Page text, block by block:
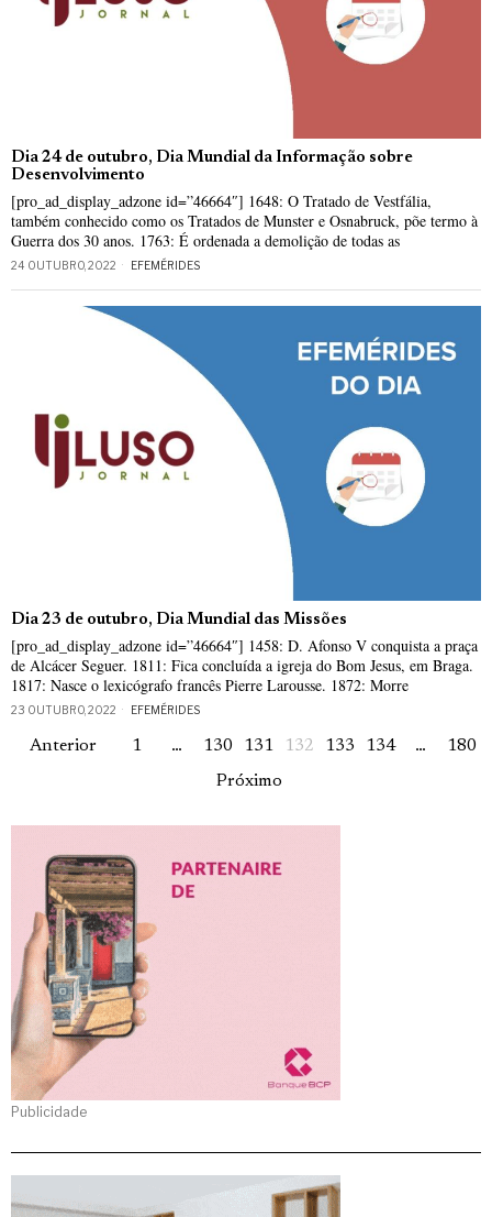
Dia 24 de outubro, Dia Mundial da Informação sobre
Desenvolvimento
[pro_ad_display_adzone id=”46664″] 1648: O Tratado de Vestfália,
também conhecido como os Tratados de Munster e Osnabruck, põe termo à
Guerra dos 30 anos. 1763: É ordenada a demolição de todas as
24 OUTUBRO, 2022 EFEMÉRIDES
Dia 23 de outubro, Dia Mundial das Missões
[pro_ad_display_adzone id=”46664″] 1458: D. Afonso V conquista a praça
de Alcácer Seguer. 1811: Fica concluída a igreja do Bom Jesus, em Braga.
1817: Nasce o lexicógrafo francês Pierre Larousse. 1872: Morre
23 OUTUBRO, 2022 EFEMÉRIDES
Anterior 1 … 130 131 132 133 134 …
180
Próximo
Publicidade